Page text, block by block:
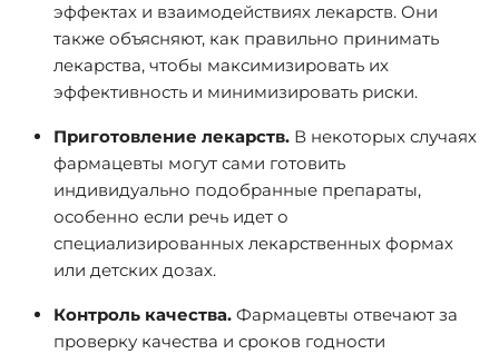
эффектах и взаимодействиях лекарств. Они
также объясняют, как правильно принимать
лекарства, чтобы максимизировать их
эффективность и минимизировать риски.
Приготовление лекарств. В некоторых случаях
фармацевты могут сами готовить
индивидуально подобранные препараты,
особенно если речь идет о
специализированных лекарственных формах
или детских дозах.
Контроль качества. Фармацевты отвечают за
проверку качества и сроков годности